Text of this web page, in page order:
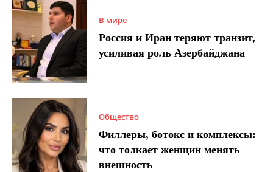
В мире
Россия и Иран теряют транзит,
усиливая роль Азербайджана
Общество
Филлеры, ботокс и комплексы:
что толкает женщин менять
внешность